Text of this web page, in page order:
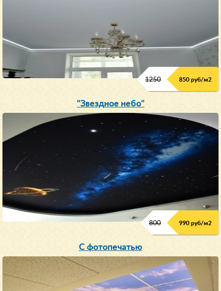
1250 850 руб/м2
"Звездное небо"
800 990 руб/м2
С фотопечатью